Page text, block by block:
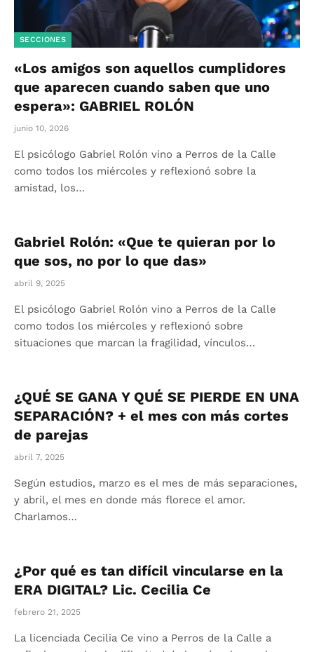
SECCIONES
«Los amigos son aquellos cumplidores
que aparecen cuando saben que uno
espera»: GABRIEL ROLÓN
junio 10, 2026
El psicólogo Gabriel Rolón vino a Perros de la Calle
como todos los miércoles y reflexionó sobre la
amistad, los…
Gabriel Rolón: «Que te quieran por lo
que sos, no por lo que das»
abril 9, 2025
El psicólogo Gabriel Rolón vino a Perros de la Calle
como todos los miércoles y reflexionó sobre
situaciones que marcan la fragilidad, vínculos…
¿QUÉ SE GANA Y QUÉ SE PIERDE EN UNA
SEPARACIÓN? + el mes con más cortes
de parejas
abril 7, 2025
Según estudios, marzo es el mes de más separaciones,
y abril, el mes en donde más florece el amor.
Charlamos…
¿Por qué es tan difícil vincularse en la
ERA DIGITAL? Lic. Cecilia Ce
febrero 21, 2025
La licenciada Cecilia Ce vino a Perros de la Calle a